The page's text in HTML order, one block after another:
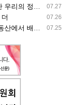
07.27
의 정체성
07.26
07.25
섯 가지 교훈